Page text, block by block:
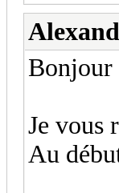
Bonjour
Je vous
Au